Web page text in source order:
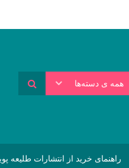
همه ی دسته‌ها
راهنمای خرید از انتشارات طلیعه